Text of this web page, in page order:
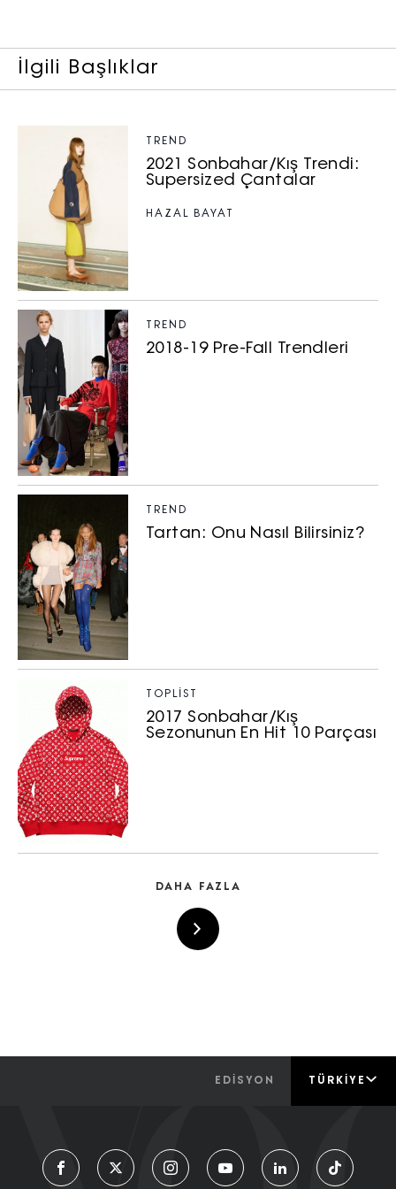
İlgili Başlıklar
TREND
2021 Sonbahar/Kış Trendi:
Supersized Çantalar
HAZAL BAYAT
TREND
2018-19 Pre-Fall Trendleri
TREND
Tartan: Onu Nasıl Bilirsiniz?
TOPLIST
2017 Sonbahar/Kış
Sezonunun En Hit 10 Parçası
DAHA FAZLA
EDİSYON TÜRKIYE